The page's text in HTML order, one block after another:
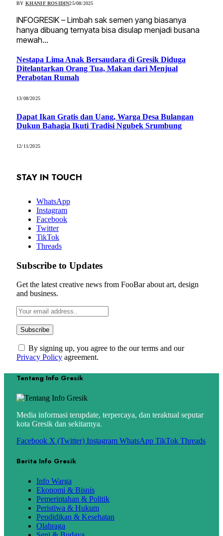
BY KHANIF ROSIDIN25/08/2025
INFOGRESIK – Limbah sak semen yang biasanya
hanya dibuang ternyata bisa disulap menjadi busana
mewah…
Nestapa Lima Anak Bersaudara di Gresik Diduga
Ditelantarkan Orang Tua, Makan dari Menjual
Perabotan Rumah
13/08/2025
Dapat Ikan Gratis dan Uang, Warga Desa Bulangan
Dukun Bahagia Ikuti Tradisi Ngubek Srumbung
12/11/2025
STAY IN TOUCH
WhatsApp
Instagram
Facebook
Twitter
TikTok
Threads
Subscribe to Updates
Get the latest creative news from FooBar about art, design
and business.
By signing up, you agree to the our terms and our
Privacy Policy agreement.
Tentang Info Gresik
Media informasi terupdate, terpercaya, dan teraktual seputar
kota Gresik dan sekitarnya.
Facebook X (Twitter) Instagram WhatsApp TikTok Threads
Berita Info Gresik
Info Warga
Ekonomi & Bisnis
Pemerintahan & Politik
Peristiwa & Hukum
Pendidikan & Kesehatan
Olahraga